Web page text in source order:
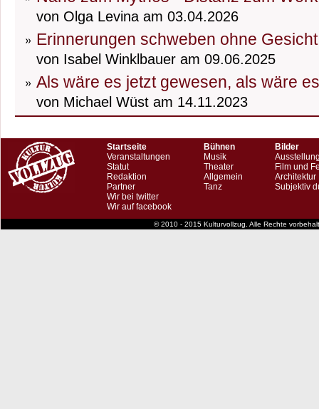
von Olga Levina am 03.04.2026
Erinnerungen schweben ohne Gesicht
von Isabel Winklbauer am 09.06.2025
Als wäre es jetzt gewesen, als wäre
von Michael Wüst am 14.11.2023
Startseite
Veranstaltungen
Statut
Redaktion
Partner
Wir bei twitter
Wir auf facebook
Bühnen
Musik
Theater
Allgemein
Tanz
Bilder
Film und
Architektur
Subjektiv
© 2010 - 2015 Kulturvollzug. Alle Rechte